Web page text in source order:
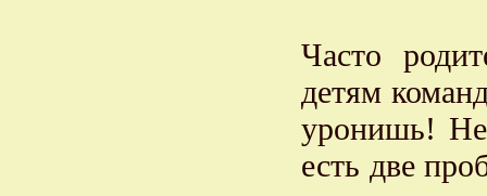
Часто
детям
уронишь! Не
есть две